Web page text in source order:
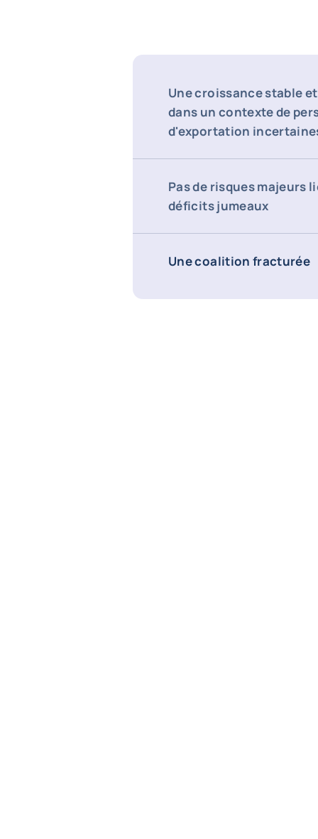
Une croissance stable
dans un contexte de
d'exportation
Pas de risques majeurs
déficits jumeaux
Une coalition fracturée